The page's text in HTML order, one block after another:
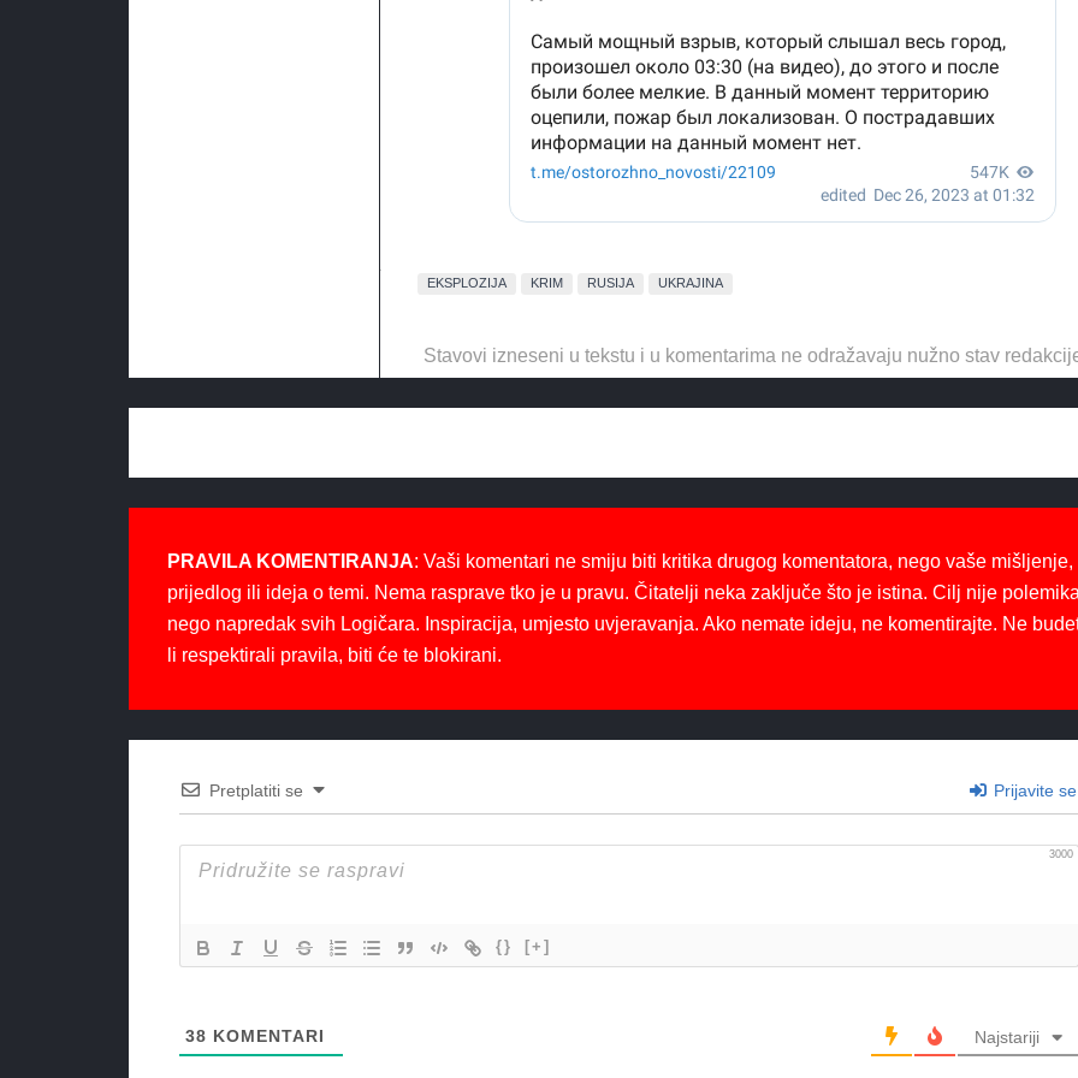
EKSPLOZIJA KRIM RUSIJA UKRAJINA
Stavovi izneseni u tekstu i u komentarima ne odražavaju nužno stav
PRAVILA KOMENTIRANJA: Vaši komentari ne smiju biti kritika drugog komentatora, nego vaše mišljenje,
prijedlog ili ideja o temi. Nema rasprave tko je u pravu. Čitatelji neka zaključe što je istina. Cilj nije
nego napredak svih Logičara. Inspiracija, umjesto uvjeravanja. Ako nemate ideju, ne komentirajte. Ne
li respektirali pravila, biti će te blokirani.
Pretplatiti se Prijavite se
3000
{} [+]
38 KOMENTARI Najstariji